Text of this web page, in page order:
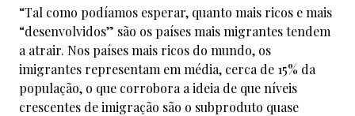
“Tal como podíamos esperar, quanto mais ricos e mais
“desenvolvidos” são os países mais migrantes tendem
a atrair. Nos países mais ricos do mundo, os
imigrantes representam em média, cerca de 15% da
população, o que corrobora a ideia de que níveis
crescentes de imigração são o subproduto quase